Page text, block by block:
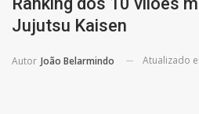
Jujutsu Kaisen
Autor João Belarmindo Atualizado